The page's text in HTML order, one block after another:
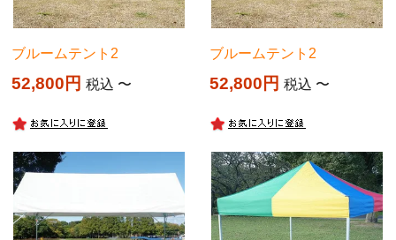
ブルームテント2
52,800 税込 〜
ブルームテント2
52,800 税込 〜